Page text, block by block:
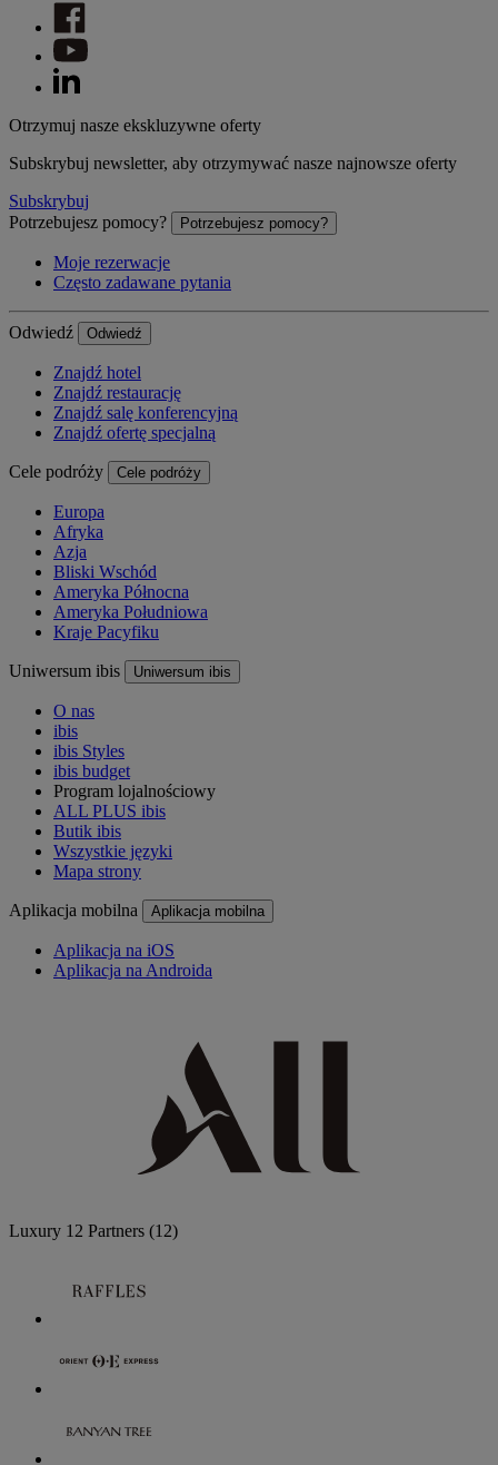
Otrzymuj nasze ekskluzywne oferty
Subskrybuj newsletter, aby otrzymywać nasze najnowsze oferty
Subskrybuj
Potrzebujesz pomocy?
Potrzebujesz pomocy?
Moje rezerwacje
Często zadawane pytania
Odwiedź Odwiedź
Znajdź hotel
Znajdź restaurację
Znajdź salę konferencyjną
Znajdź ofertę specjalną
Cele podróży Cele podróży
Europa
Afryka
Azja
Bliski Wschód
Ameryka Północna
Ameryka Południowa
Kraje Pacyfiku
Uniwersum ibis Uniwersum ibis
O nas
ibis
ibis Styles
ibis budget
Program lojalnościowy
ALL PLUS ibis
Butik ibis
Wszystkie języki
Mapa strony
Aplikacja mobilna Aplikacja mobilna
Aplikacja na iOS
Aplikacja na Androida
Luxury 12 Partners (12)